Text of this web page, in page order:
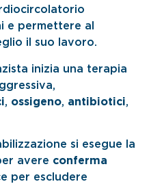
e permettere al
il suo lavoro.
inizia una terapia
, ossigeno, antibiotici,
si esegue la
avere conferma
per escludere